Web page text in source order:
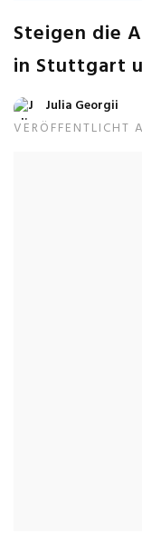
Steigen die
in Stuttgart
Julia Georgii
VERÖFFENTLICHT